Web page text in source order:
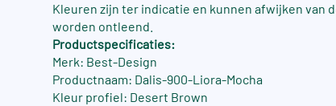
Kleuren zijn ter indicatie en kunnen afwijken van
worden ontleend.
Productspecificaties:
Merk: Best-Design
Productnaam: Dalis-900-Liora-Mocha
Kleur profiel: Desert Brown